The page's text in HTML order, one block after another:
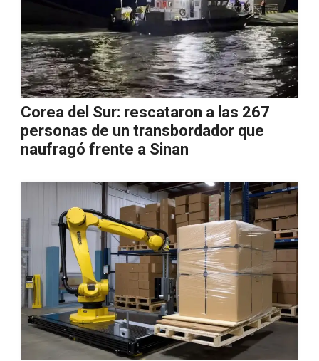
Corea del Sur: rescataron a las 267
personas de un transbordador que
naufragó frente a Sinan